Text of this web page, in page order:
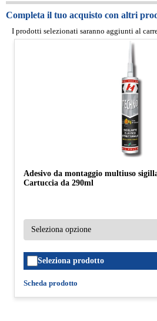
Completa il tuo acquisto con altri
I prodotti selezionati saranno aggiunti al
Adesivo da montaggio multiuso
Cartuccia da 290ml
Seleziona prodotto
Scheda prodotto